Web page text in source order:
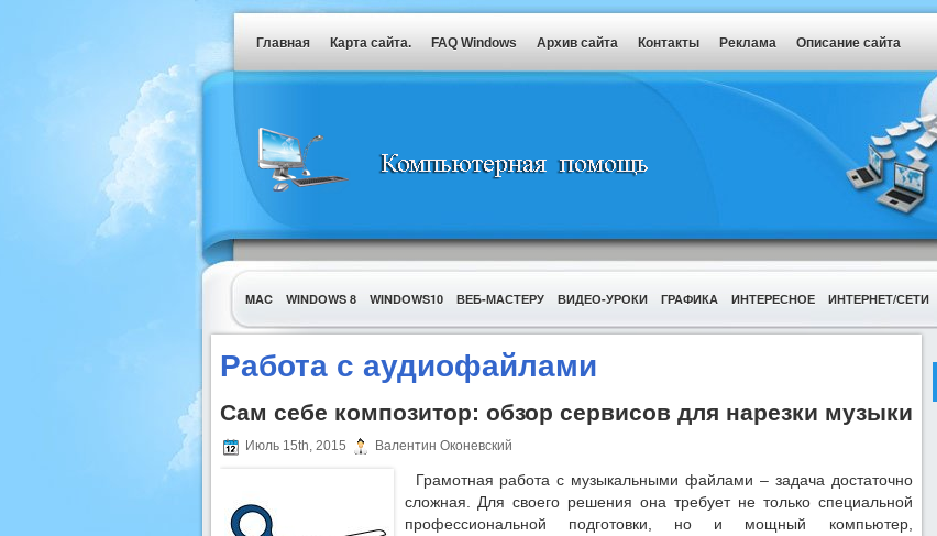
Главная Карта сайта. FAQ Windows Архив сайта Контакты Реклама Описание сайта
MAC WINDOWS 8 WINDOWS10 ВЕБ-МАСТЕРУ ВИДЕО-УРОКИ ГРАФИКА ИНТЕРЕСНОЕ ИНТЕРНЕТ/СЕТИ
УТИЛИТЫ
Работа с аудиофайлами
Сам себе композитор: обзор сервисов для нарезки музыки
Июль 15th, 2015 Валентин Оконевский
Грамотная работа с музыкальными файлами – задача достаточно
сложная. Для своего решения она требует не только специальной
профессиональной подготовки, но и мощный компьютер,